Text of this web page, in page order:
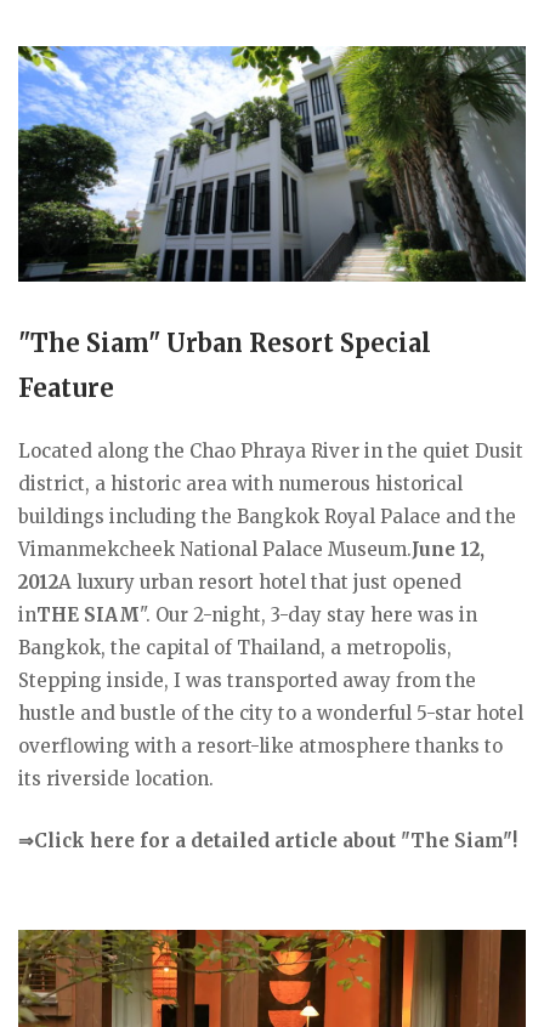
"The Siam" Urban Resort Special
Feature
Located along the Chao Phraya River in the quiet Dusit
district, a historic area with numerous historical
buildings including the Bangkok Royal Palace and the
Vimanmekcheek National Palace Museum.June 12,
2012A luxury urban resort hotel that just opened
inTHE SIAM". Our 2-night, 3-day stay here was in
Bangkok, the capital of Thailand, a metropolis,
Stepping inside, I was transported away from the
hustle and bustle of the city to a wonderful 5-star hotel
overflowing with a resort-like atmosphere thanks to
its riverside location.
⇒Click here for a detailed article about "The Siam"!